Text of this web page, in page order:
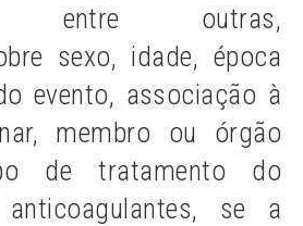
entre outras,
sexo, idade, época
evento, associação à
membro ou órgão
de tratamento do
se a